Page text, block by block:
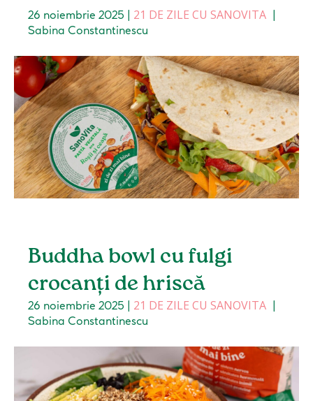
26 noiembrie 2025 21 DE ZILE CU SANOVITA
Sabina Constantinescu
Buddha bowl cu fulgi
crocanți de hriscă
26 noiembrie 2025 21 DE ZILE CU SANOVITA
Sabina Constantinescu